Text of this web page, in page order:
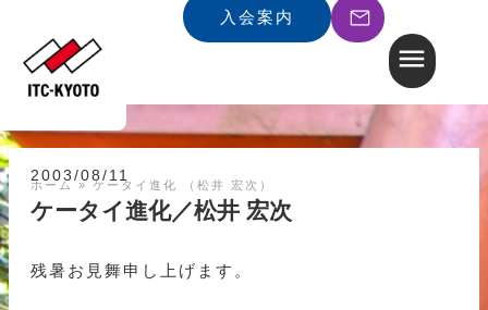
入会案内
ホーム » ケータイ進化 （松井 宏次）
2003/08/11
ケータイ進化／松井 宏次
残暑お見舞申し上げます。